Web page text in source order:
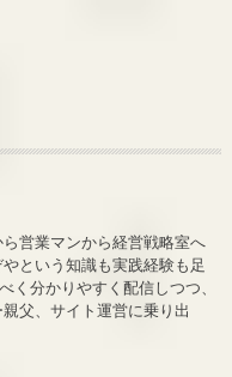
営業マンから経営戦略室へ
という知識も実践経験も足
く分かりやすく配信しつつ、
父、サイト運営に乗り出